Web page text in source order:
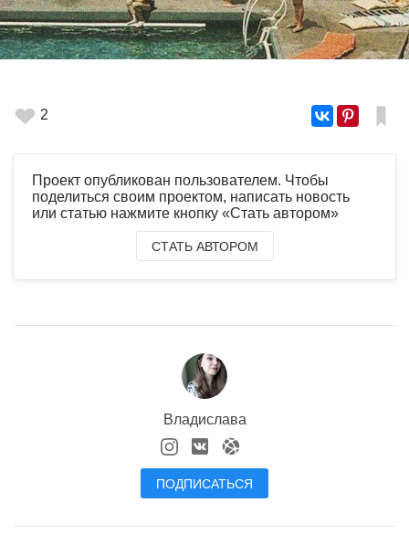
2
Проект опубликован пользователем. Чтобы
поделиться своим проектом, написать новость
или статью нажмите кнопку «Стать автором»
СТАТЬ АВТОРОМ
Владислава
ПОДПИСАТЬСЯ